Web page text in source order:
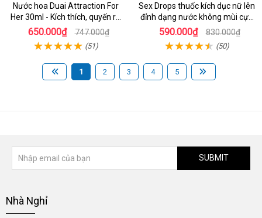
Nước hoa Duai Attraction For
Her 30ml - Kích thích, quyến rũ
bạn gái
650.000₫ 747.000₫
(51)
Sex Drops thuốc kích dục nữ lên
đỉnh dạng nước không mùi cực
mạnh
590.000₫ 830.000₫
(50)
1 2 3 4 5
SUBMIT
Nhà Nghỉ